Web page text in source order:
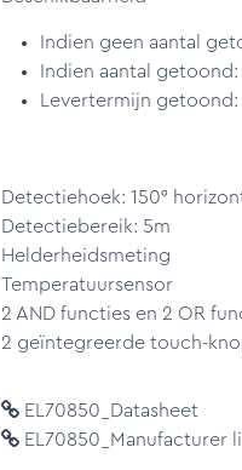
Indien geen aantal
Indien aantal
Levertermijn
Detectiehoek: 150°
Detectiebereik: 5m
Helderheidsmeting
Temperatuursensor
2 AND functies en 2 OR
2 geïntegreerde touch-
EL70850_Datasheet
EL70850_Manufacturer